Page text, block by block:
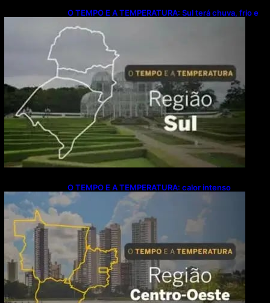
O TEMPO E A TEMPERATURA: Sul terá chuva, frio e
O TEMPO E A TEMPERATURA: calor intenso
predomina no Centro-Oeste neste domingo (9)